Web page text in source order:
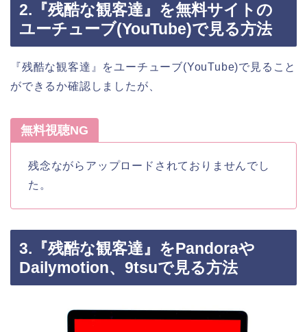
2.『残酷な観客達』を無料サイトの
ユーチューブ(YouTube)で見る方法
『残酷な観客達』をユーチューブ(YouTube)で見ること
ができるか確認しましたが、
無料視聴NG
残念ながらアップロードされておりませんでし
た。
3.『残酷な観客達』をPandoraや
Dailymotion、9tsuで見る方法